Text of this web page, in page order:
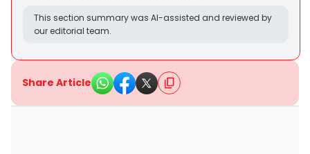
This section summary was AI-assisted and reviewed by
our editorial team.
Share Article